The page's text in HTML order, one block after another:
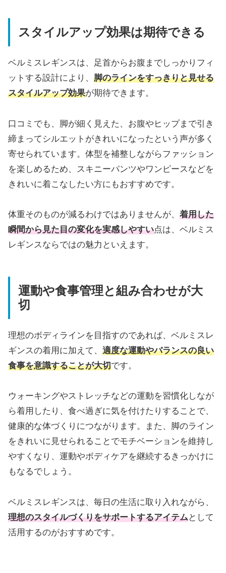
スタイルアップ効果は期待できる
ベルミスレギンスは、足首からお腹までしっかりフィ
ットする設計により、 脚のラインをすっきりと見せる
スタイルアップ効果が期待できます。
口コミでも、脚が細く見えた、お腹やヒップまで引き
締まってシルエットがきれいになったという声が多く
寄せられています。体型を補整しながらファッション
を楽しめるため、スキニーパンツやワンピースなどを
きれいに着こなしたい方にもおすすめです。
体重そのものが減るわけではありませんが、 着用した
瞬間から見た目の変化を実感しやすい点は、ベルミス
レギンスならではの魅力といえます。
運動や食事管理と組み合わせが大
切
理想のボディラインを目指すのであれば、ベルミスレ
ギンスの着用に加えて、 適度な運動やバランスの良い
食事を意識することが大切です。
ウォーキングやストレッチなどの運動を習慣化しなが
ら着用したり、食べ過ぎに気を付けたりすることで、
健康的な体づくりにつながります。また、脚のライン
をきれいに見せられることでモチベーションを維持し
やすくなり、運動やボディケアを継続するきっかけに
もなるでしょう。
ベルミスレギンスは、毎日の生活に取り入れながら、
理想のスタイルづくりをサポートするアイテムとして
活用するのがおすすめです。